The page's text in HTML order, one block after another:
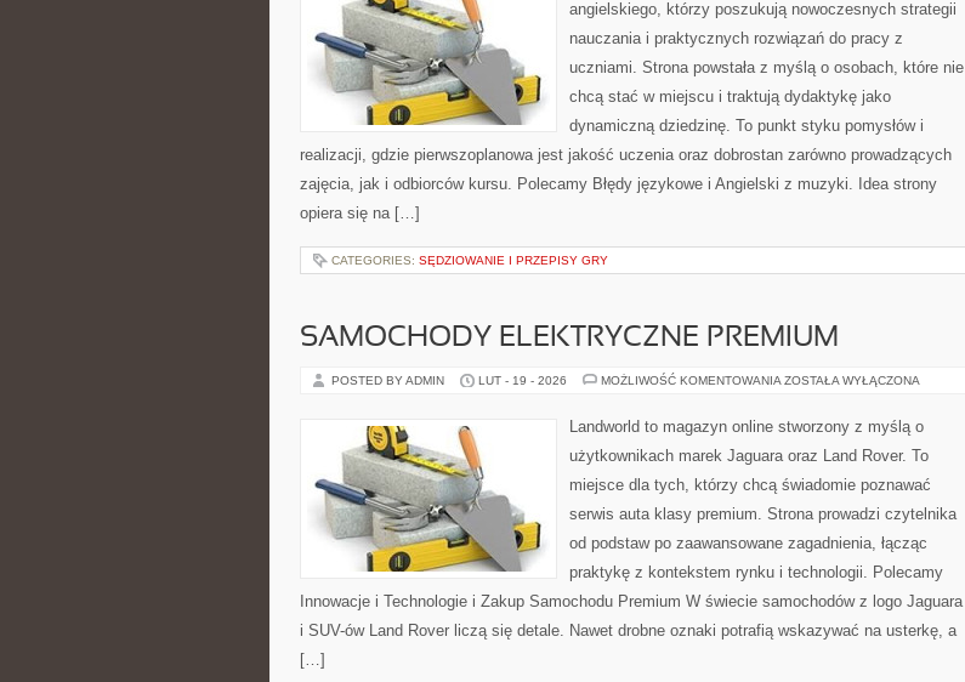
angielskiego, którzy poszukują nowoczesnych strategii
nauczania i praktycznych rozwiązań do pracy z
uczniami. Strona powstała z myślą o osobach, które nie
chcą stać w miejscu i traktują dydaktykę jako
dynamiczną dziedzinę. To punkt styku pomysłów i
realizacji, gdzie pierwszoplanowa jest jakość uczenia oraz dobrostan zarówno prowadzących
zajęcia, jak i odbiorców kursu. Polecamy Błędy językowe i Angielski z muzyki. Idea strony
opiera się na […]
CATEGORIES: SĘDZIOWANIE I PRZEPISY GRY
SAMOCHODY ELEKTRYCZNE PREMIUM
POSTED BY ADMIN LUT - 19 - 2026 MOŻLIWOŚĆ KOMENTOWANIA SAMOCHODY
ZOSTAŁA WYŁĄCZONA
Landworld to magazyn online stworzony z myślą o
użytkownikach marek Jaguara oraz Land Rover. To
miejsce dla tych, którzy chcą świadomie poznawać
serwis auta klasy premium. Strona prowadzi czytelnika
od podstaw po zaawansowane zagadnienia, łącząc
praktykę z kontekstem rynku i technologii. Polecamy
Innowacje i Technologie i Zakup Samochodu Premium W świecie samochodów z logo Jaguara
i SUV-ów Land Rover liczą się detale. Nawet drobne oznaki potrafią wskazywać na usterkę, a
[…]